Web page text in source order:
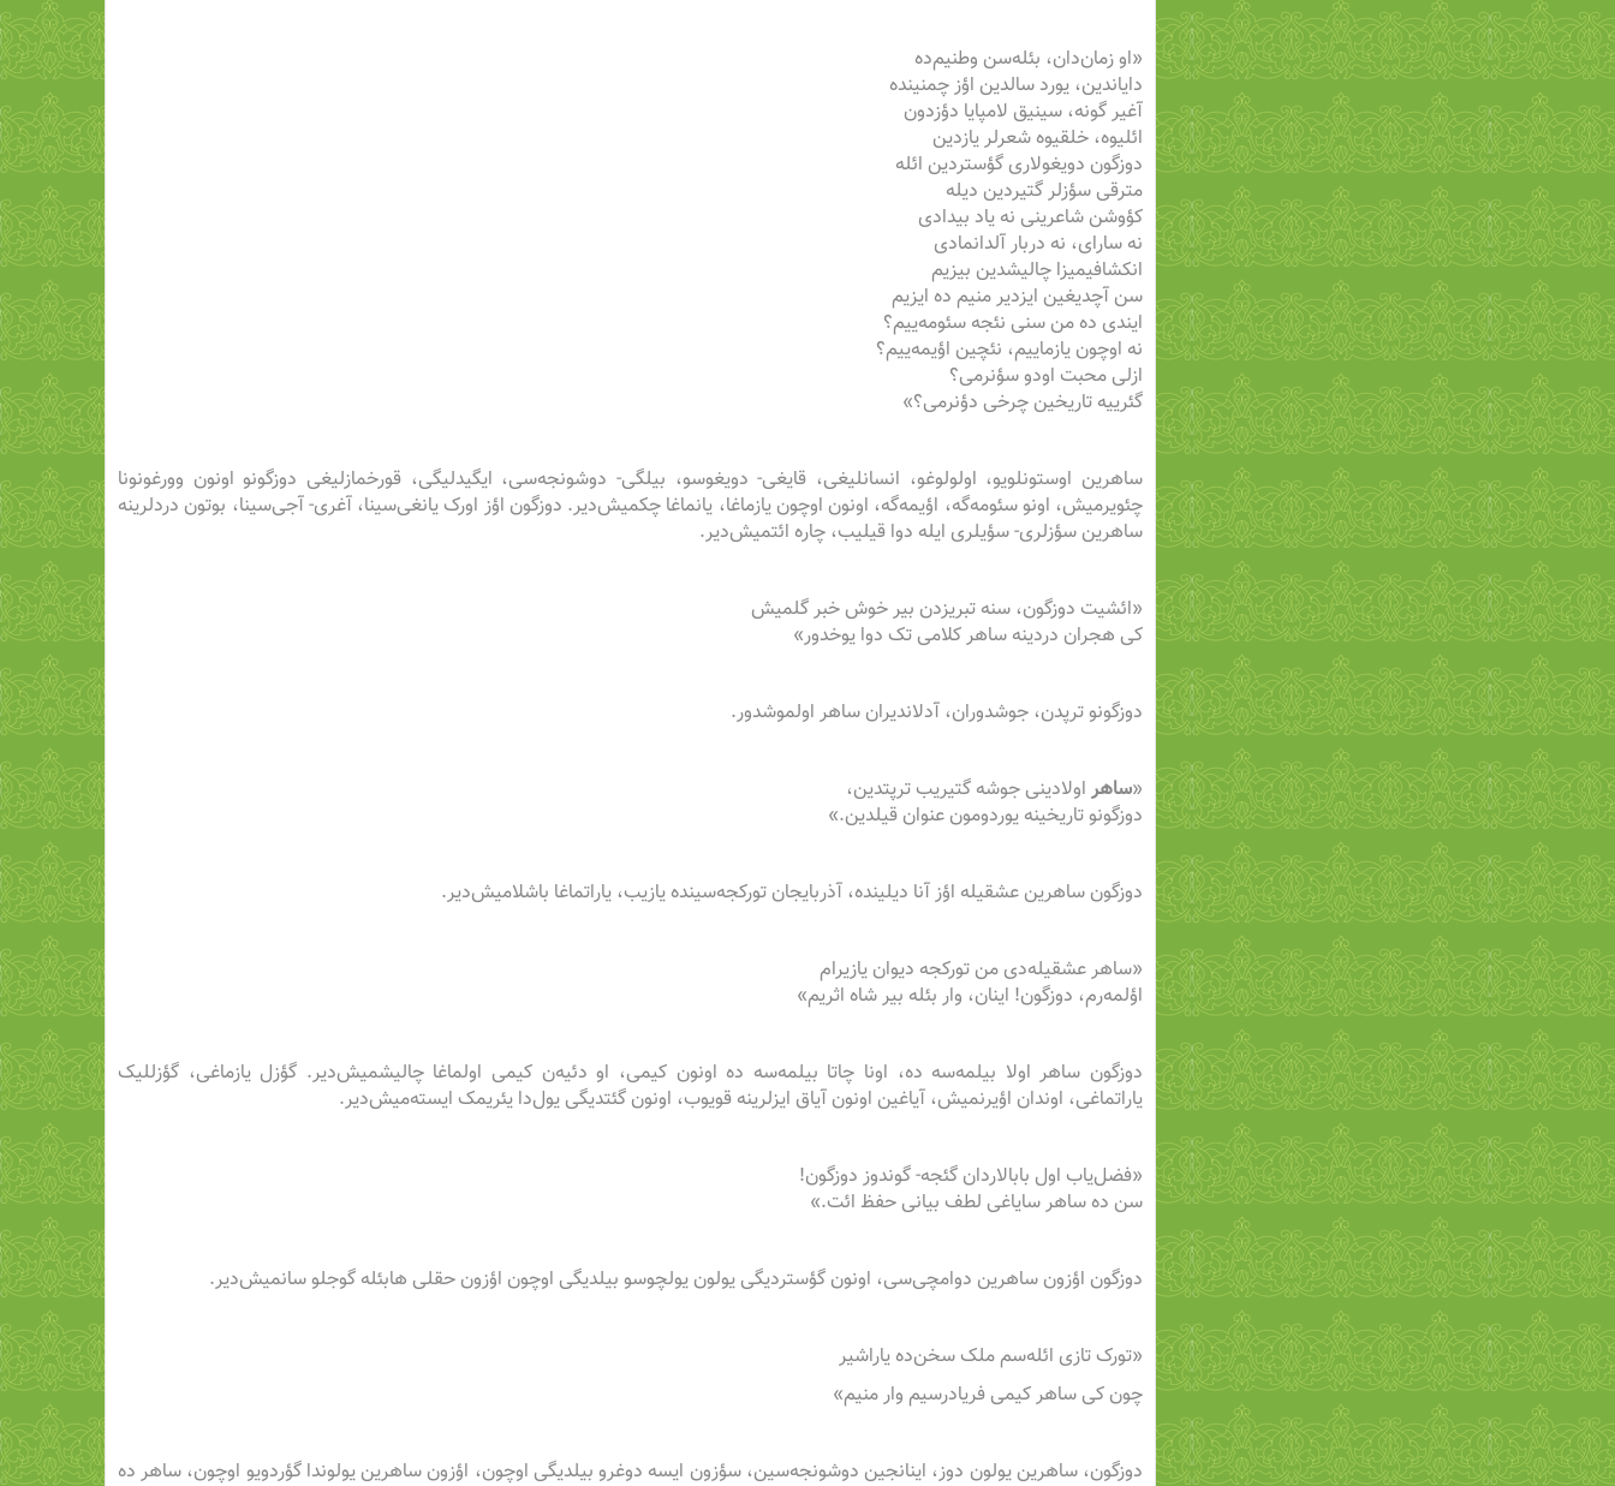
«او زمان‌دان، بئله‌سن وطنیم‌ده
دایاندین، یورد سالدین اؤز چمنینده
آغیر گونه، سینیق لامپایا دؤزدون
ائلیوه، خلقیوه شعرلر یازدین
دوزگون دویغولاری گؤستردین ائله
مترقی سؤزلر گتیردین دیله
کؤوشن شاعرینی نه یاد بیدادی
نه سارای، نه دربار آلدانمادی
انکشافیمیزا چالیشدین بیزیم
سن آچدیغین ایزدیر منیم ده ایزیم
ایندی ده من سنی نئجه سئومه‌ییم؟
نه اوچون یازماییم، نئچین اؤیمه‌ییم؟
ازلی محبت اودو سؤنرمی؟
گئرییه تاریخین چرخی دؤنرمی؟»
ساهرین اوستونلویو، اولولوغو، انسانلیغی، قایغی- دویغوسو، بیلگی- دوشونجه‌سی، ایگیدلیگی، قورخمازلیغی دوزگونو اونون وورغونونا
چئویرمیش، اونو سئومه‌گه، اؤیمه‌گه، اونون اوچون یازماغا، یانماغا چکمیش‌دیر. دوزگون اؤز اورک یانغی‌سینا، آغری- آجی‌سینا، بوتون دردلرینه
ساهرین سؤزلری- سؤیلری ایله دوا قیلیب، چاره ائتمیش‌دیر.
«ائشیت دوزگون، سنه تبریزدن بیر خوش خبر گلمیش
کی هجران دردینه ساهر کلامی تک دوا یوخدور»
دوزگونو ترپدن، جوشدوران، آدلاندیران ساهر اولموشدور.
«ساهر اولادینی جوشه گتیریب ترپتدین،
دوزگونو تاریخینه یوردومون عنوان قیلدین.»
دوزگون ساهرین عشقیله اؤز آنا دیلینده، آذربایجان تورکجه‌سینده یازیب، یاراتماغا باشلامیش‌دیر.
«ساهر عشقیله‌دی من تورکجه دیوان یازیرام
اؤلمه‌رم، دوزگون! اینان، وار بئله بیر شاه اثریم»
دوزگون ساهر اولا بیلمه‌سه‌ ده، اونا چاتا بیلمه‌سه ‌ده اونون کیمی، او دئیه‌ن کیمی اولماغا چالیشمیش‌دیر. گؤزل یازماغی، گؤزللیک
یاراتماغی، اوندان اؤیرنمیش، آیاغین اونون آیاق ایزلرینه قویوب، اونون گئتدیگی یول‌دا یئریمک ایسته‌میش‌دیر.
«فضل‌یاب اول بابالاردان گئجه- گوندوز دوزگون!
سن ‌ده ساهر سایاغی لطف بیانی حفظ ائت.»
دوزگون اؤزون ساهرین دوامچی‌سی، اونون گؤستردیگی یولون یولچوسو بیلدیگی اوچون اؤزون حقلی هابئله گوجلو سانمیش‌دیر.
«تورک تازی ائله‌سم ملک سخن‌ده یاراشیر
چون کی ساهر کیمی فریاد‌رسیم وار منیم»
دوزگون، ساهرین یولون دوز، اینانجین دوشونجه‌سین، سؤزون ایسه دوغرو بیلدیگی اوچون، اؤزون ساهرین یولوندا گؤردویو اوچون، ساهر ده